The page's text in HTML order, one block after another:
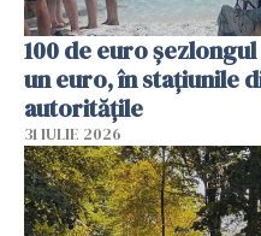
100 de euro
un euro, în stațiunile
autoritățile
31 IULIE 2026